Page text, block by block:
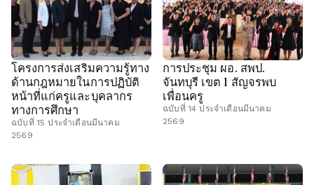
โครงการส่งเสริมความรู้ทาง
ด้านกฎหมายในการปฏิบัติ
หน้าที่แก่ครูและบุคลากร
ทางการศึกษา
ฉบับที่ 15 ประจำเดือนมีนาคม
2569
การประชุม ผอ. สพป.
จันทบุรี เขต 1 สัญจรพบ
เพื่อนครู
ฉบับที่ 14 ประจำเดือนมีนาคม
2569